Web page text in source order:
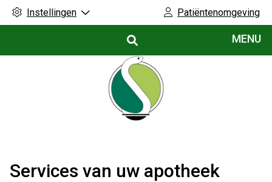
Instellingen Patiëntenomgeving
MENU
Services van uw apotheek